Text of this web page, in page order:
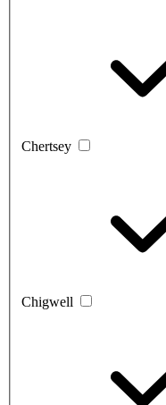
Chertsey
Chigwell